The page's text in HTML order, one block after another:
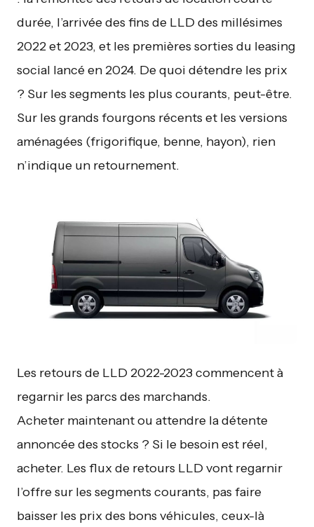
durée, l’arrivée des fins de LLD des millésimes
2022 et 2023, et les premières sorties du leasing
social lancé en 2024. De quoi détendre les prix
? Sur les segments les plus courants, peut-être.
Sur les grands fourgons récents et les versions
aménagées (frigorifique, benne, hayon), rien
n’indique un retournement.
Les retours de LLD 2022-2023 commencent à
regarnir les parcs des marchands.
Acheter maintenant ou attendre la détente
annoncée des stocks ? Si le besoin est réel,
acheter. Les flux de retours LLD vont regarnir
l’offre sur les segments courants, pas faire
baisser les prix des bons véhicules, ceux-là